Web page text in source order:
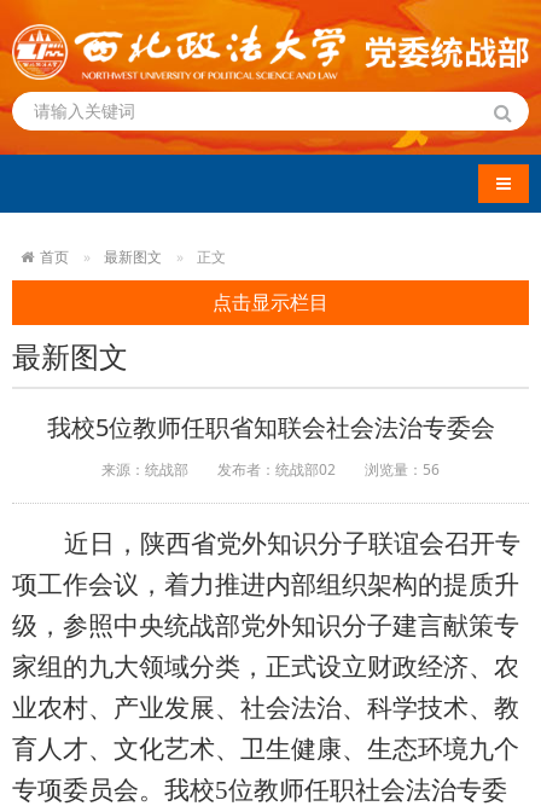
导航
首页 最新图文 正文
点击显示栏目
最新图文
我校5位教师任职省知联会社会法治专委会
来源：统战部 发布者：统战部02 浏览量： 56
近日，陕西省党外知识分子联谊会召开专
项工作会议，着力推进内部组织架构的提质升
级，参照中央统战部党外知识分子建言献策专
家组的九大领域分类，正式设立财政经济、农
业农村、产业发展、社会法治、科学技术、教
育人才、文化艺术、卫生健康、生态环境九个
专项委员会。我校5位教师任职社会法治专委